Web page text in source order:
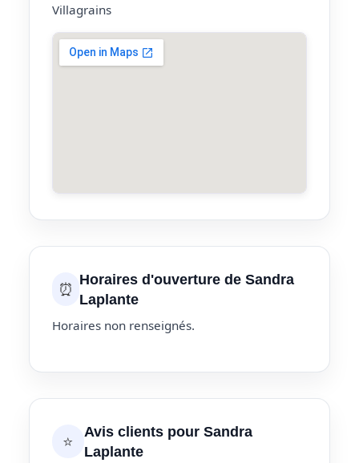
Villagrains
⏰ Horaires d'ouverture de Sandra
Laplante
Horaires non renseignés.
⭐
Avis clients pour Sandra
Laplante